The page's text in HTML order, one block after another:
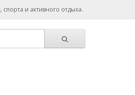
и активного отдыха.